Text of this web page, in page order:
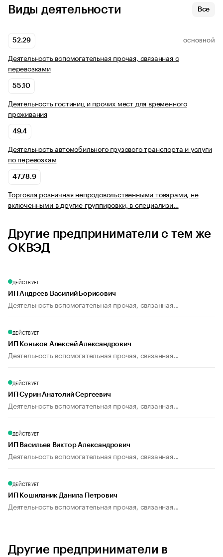
Виды деятельности Все
52.29 ОСНОВНОЙ
Деятельность вспомогательная прочая, связанная с
перевозками
55.10
Деятельность гостиниц и прочих мест для временного
проживания
49.4
Деятельность автомобильного грузового транспорта и услуги
по перевозкам
47.78.9
Торговля розничная непродовольственными товарами, не
включенными в другие группировки, в специализи…
Другие предприниматели с тем же
ОКВЭД
ДЕЙСТВУЕТ
ИП Андреев Василий Борисович
Деятельность вспомогательная прочая, связанная...
ДЕЙСТВУЕТ
ИП Коньков Алексей Александрович
Деятельность вспомогательная прочая, связанная...
ДЕЙСТВУЕТ
ИП Сурин Анатолий Сергеевич
Деятельность вспомогательная прочая, связанная...
ДЕЙСТВУЕТ
ИП Васильев Виктор Александрович
Деятельность вспомогательная прочая, связанная...
ДЕЙСТВУЕТ
ИП Кошиланик Данила Петрович
Деятельность вспомогательная прочая, связанная...
Другие предприниматели в